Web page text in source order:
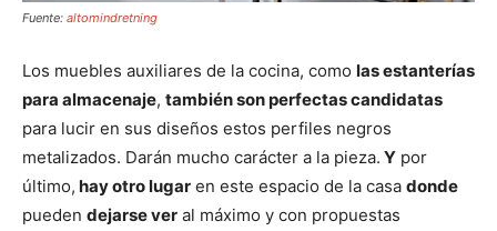
Fuente: altomindretning
Los muebles auxiliares de la cocina, como las estanterías
para almacenaje, también son perfectas candidatas
para lucir en sus diseños estos perfiles negros
metalizados. Darán mucho carácter a la pieza. Y por
último, hay otro lugar en este espacio de la casa donde
pueden dejarse ver al máximo y con propuestas